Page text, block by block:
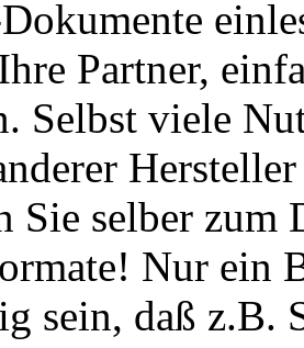
Partner,
Selbst viele
Sie selber
Nur ein
sein, daß z.B.